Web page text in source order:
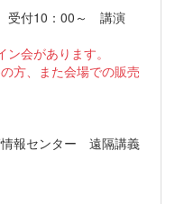
受付10：00～ 講演
会があります。
また会場での販売
情報センター 遠隔講義